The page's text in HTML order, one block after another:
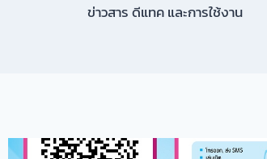
ข่าวสาร ดีแทค และการใช้งาน